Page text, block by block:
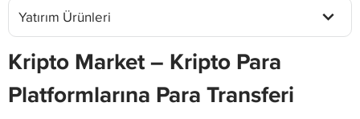
Yatırım Ürünleri
Kripto Market – Kripto Para
Platformlarına Para Transferi